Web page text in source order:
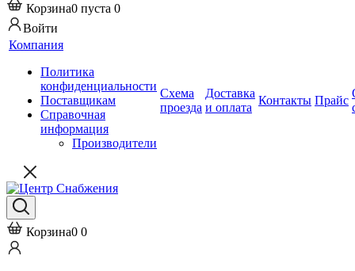
Корзина0 пуста 0
Войти
Компания
Политика
конфиденциальности
Поставщикам
Справочная
информация
Производители
Схема
проезда
Доставка
и оплата
Контакты Прайс
Корзина0 0